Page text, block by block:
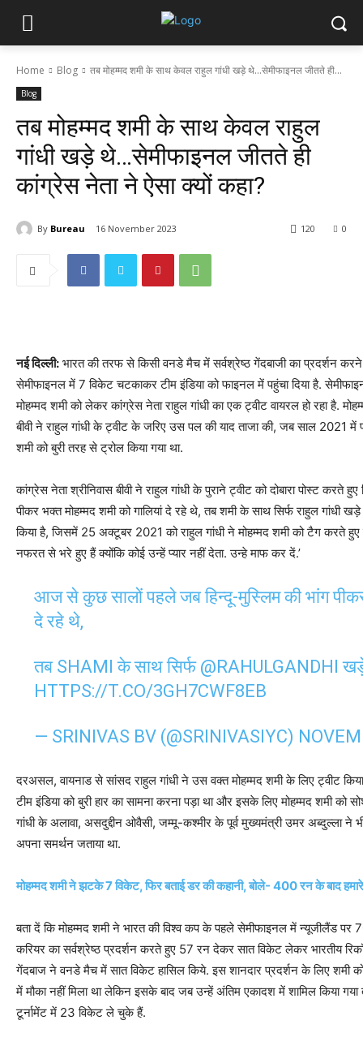
Home Blog तब मोहम्मद शमी के साथ केवल राहुल गांधी खड़े थे...सेमीफाइनल जीतते ही...
Blog
तब मोहम्मद शमी के साथ केवल राहुल
गांधी खड़े थे…सेमीफाइनल जीतते ही
कांग्रेस नेता ने ऐसा क्यों कहा?
By Bureau 16 November 2023 0
120
नई दिल्ली: भारत की तरफ से किसी वनडे मैच में सर्वश्रेष्ठ गेंदबाजी का प्रदर्शन
सेमीफाइनल में 7 विकेट चटकाकर टीम इंडिया को फाइनल में पहुंचा दिया है.
मोहम्मद शमी को लेकर कांग्रेस नेता राहुल गांधी का एक ट्वीट वायरल हो रहा है.
बीवी ने राहुल गांधी के ट्वीट के जरिए उस पल की याद ताजा की, जब साल 2021 में
शमी को बुरी तरह से ट्रोल किया गया था.
कांग्रेस नेता श्रीनिवास बीवी ने राहुल गांधी के पुराने ट्वीट को दोबारा पोस्ट
पीकर भक्त मोहम्मद शमी को गालियां दे रहे थे, तब शमी के साथ सिर्फ राहुल गांधी
किया है, जिसमें 25 अक्टूबर 2021 को राहुल गांधी ने मोहम्मद शमी को टैग करते
नफरत से भरे हुए हैं क्योंकि कोई उन्हें प्यार नहीं देता. उन्हे माफ कर दें.’
आज से कुछ सालों पहले जब हिन्दू-मुस्लिम की भांग
दे रहे थे,
तब SHAMI के साथ सिर्फ @RAHULGANDHI
HTTPS://T.CO/3GH7CWF8EB
— SRINIVAS BV (@SRINIVASIYC)
दरअसल, वायनाड से सांसद राहुल गांधी ने उस वक्त मोहम्मद शमी के लिए ट्वीट
टीम इंडिया को बुरी हार का सामना करना पड़ा था और इसके लिए मोहम्मद शमी को
गांधी के अलावा, असदुद्दीन ओवैसी, जम्मू-कश्मीर के पूर्व मुख्यमंत्री उमर अब्दुल्ला
अपना समर्थन जताया था.
मोहम्मद शमी ने झटके 7 विकेट, फिर बताई डर की कहानी, बोले- 400 रन के बाद
बता दें कि मोहम्मद शमी ने भारत की विश्व कप के पहले सेमीफाइनल में न्यूजीलैंड
करियर का सर्वश्रेष्ठ प्रदर्शन करते हुए 57 रन देकर सात विकेट लेकर भारतीय
गेंदबाज ने वनडे मैच में सात विकेट हासिल किये. इस शानदार प्रदर्शन के लिए
में मौका नहीं मिला था लेकिन इसके बाद जब उन्हें अंतिम एकादश में शामिल किया
टूर्नामेंट में 23 विकेट ले चुके हैं.